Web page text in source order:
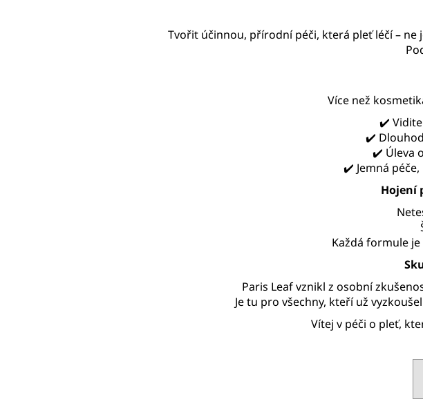
Tvořit účinnou, přírodní péči, která pleť léčí – ne
Více než
✔️
✔️
✔️ Úleva
✔️ Jemná
Hojení
Každá formule
Paris Leaf vznikl z osobní
Je tu pro všechny, kteří už
Vítej v péči o pleť,